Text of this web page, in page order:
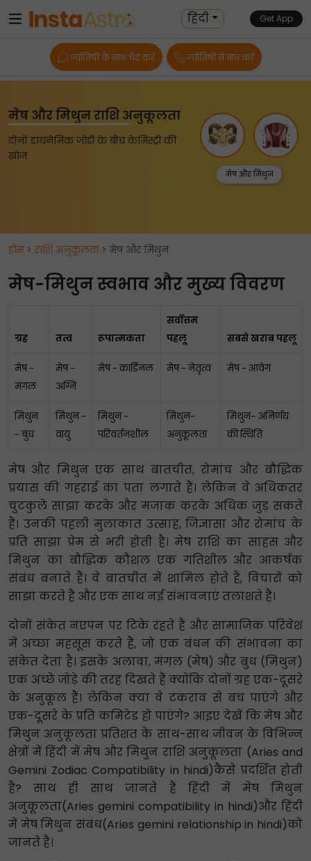
हिंदी Get App
ज्योतिषी के साथ चैट करें ज्योतिषी से बात करें
मेष और मिथुन राशि अनुकूलता
दोनों डायनेमिक जोड़ी के बीच केमिस्ट्री की
खोज
मेष और मिथुन
होम>राशि अनुकूलता> मेष और मिथुन
मेष-मिथुन स्वभाव और मुख्य विवरण
ग्रह तत्व रूपात्मकता
सर्वोत्तम
पहलू
सबसे खराब पहलू
मेष -
मंगल
मेष -
अग्नि
मेष - कार्डिनल मेष - नेतृत्व मेष - आवेग
मिथुन
- बुध
मिथुन -
वायु
मिथुन -
परिवर्तनशील
मिथुन-
अनुकूलता
मिथुन- अनिर्णय
की स्थिति
मेष और मिथुन एक साथ बातचीत, रोमांच और बौद्धिक
प्रयास की गहराई का पता लगाते हैं। लेकिन वे अधिकतर
चुटकुले साझा करके और मजाक करके अधिक जुड़ सकते
हैं। उनकी पहली मुलाकात उत्साह, जिज्ञासा और रोमांच के
प्रति साझा प्रेम से भरी होती है। मेष राशि का साहस और
मिथुन का बौद्धिक कौशल एक गतिशील और आकर्षक
संबंध बनाते हैं। वे बातचीत में शामिल होते हैं, विचारों को
साझा करते हैं और एक साथ नई संभावनाएं तलाशते हैं।
दोनों संकेत नएपन पर टिके रहते हैं और सामाजिक परिवेश
में अच्छा महसूस करते हैं, जो एक बंधन की संभावना का
संकेत देता है। इसके अलावा, मंगल (मेष) और बुध (मिथुन)
एक अच्छे जोड़े की तरह दिखते हैं क्योंकि दोनों ग्रह एक-दूसरे
के अनुकूल हैं। लेकिन क्या वे टकराव से बच पाएंगे और
एक-दूसरे के प्रति कमिटेड हो पाएंगे? आइए देखें कि मेष और
मिथुन अनुकूलता प्रतिशत के साथ-साथ जीवन के विभिन्न
क्षेत्रों में हिंदी में मेष और मिथुन राशि अनुकूलता (Aries and
Gemini Zodiac Compatibility in hindi)कैसे प्रदर्शित होती
है? साथ ही साथ जानते हैं हिंदी में मेष मिथुन
अनुकूलता(Aries gemini compatibility in hindi)और हिंदी
में मेष मिथुन संबंध(Aries gemini relationship in hindi)को
जानते हैं।